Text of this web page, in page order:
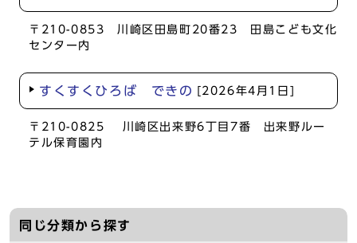
〒210-0853 川崎区田島町20番23 田島こども文化
センター内
すくすくひろば できの [2026年4月1日]
〒210-0825 川崎区出来野6丁目7番 出来野ルー
テル保育園内
同じ分類から探す